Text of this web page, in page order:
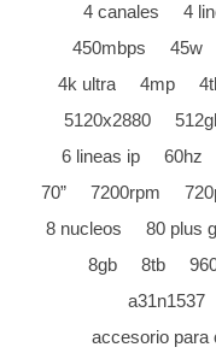
4 canales
4
450mbps
45w
4k ultra
4mp
5120x2880
6 lineas ip
60hz
70”
7200rpm
8 nucleos
80 plus
8gb
8tb
a31n1537
accesorio para